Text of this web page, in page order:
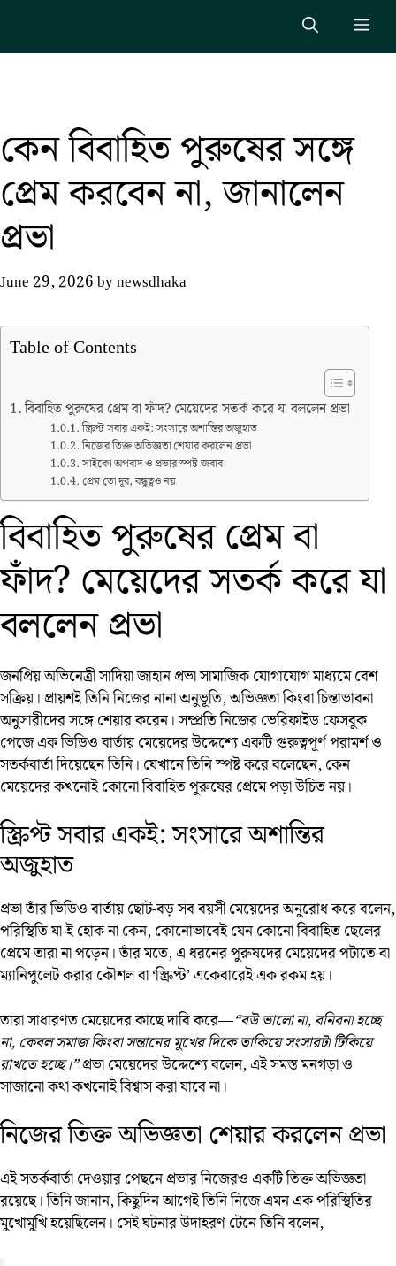
content
কেন বিবাহিত পুরুষের সঙ্গে
প্রেম করবেন না, জানালেন
প্রভা
June 29, 2026bynewsdhaka
Table of Contents
বিবাহিত পুরুষের প্রেম বা ফাঁদ? মেয়েদের সতর্ক করে যা বললেন প্রভা
স্ক্রিপ্ট সবার একই: সংসারে অশান্তির অজুহাত
নিজের তিক্ত অভিজ্ঞতা শেয়ার করলেন প্রভা
সাইকো অপবাদ ও প্রভার স্পষ্ট জবাব
প্রেম তো দূর, বন্ধুত্বও নয়
বিবাহিত পুরুষের প্রেম বা
ফাঁদ? মেয়েদের সতর্ক করে যা
বললেন প্রভা
জনপ্রিয় অভিনেত্রী সাদিয়া জাহান প্রভা সামাজিক যোগাযোগ মাধ্যমে বেশ
সক্রিয়। প্রায়শই তিনি নিজের নানা অনুভূতি, অভিজ্ঞতা কিংবা চিন্তাভাবনা
অনুসারীদের সঙ্গে শেয়ার করেন। সম্প্রতি নিজের ভেরিফাইড ফেসবুক
পেজে এক ভিডিও বার্তায় মেয়েদের উদ্দেশ্যে একটি গুরুত্বপূর্ণ পরামর্শ ও
সতর্কবার্তা দিয়েছেন তিনি। যেখানে তিনি স্পষ্ট করে বলেছেন, কেন
মেয়েদের কখনোই কোনো বিবাহিত পুরুষের প্রেমে পড়া উচিত নয়।
স্ক্রিপ্ট সবার একই: সংসারে অশান্তির
অজুহাত
প্রভা তাঁর ভিডিও বার্তায় ছোট-বড় সব বয়সী মেয়েদের অনুরোধ করে বলেন,
পরিস্থিতি যা-ই হোক না কেন, কোনোভাবেই যেন কোনো বিবাহিত ছেলের
প্রেমে তারা না পড়েন। তাঁর মতে, এ ধরনের পুরুষদের মেয়েদের পটাতে বা
ম্যানিপুলেট করার কৌশল বা ‘স্ক্রিপ্ট’ একেবারেই এক রকম হয়।
তারা সাধারণত মেয়েদের কাছে দাবি করে—“বউ ভালো না, বনিবনা হচ্ছে
না, কেবল সমাজ কিংবা সন্তানের মুখের দিকে তাকিয়ে সংসারটা টিকিয়ে
রাখতে হচ্ছে।”প্রভা মেয়েদের উদ্দেশ্যে বলেন, এই সমস্ত মনগড়া ও
সাজানো কথা কখনোই বিশ্বাস করা যাবে না।
নিজের তিক্ত অভিজ্ঞতা শেয়ার করলেন প্রভা
এই সতর্কবার্তা দেওয়ার পেছনে প্রভার নিজেরও একটি তিক্ত অভিজ্ঞতা
রয়েছে। তিনি জানান, কিছুদিন আগেই তিনি নিজে এমন এক পরিস্থিতির
মুখোমুখি হয়েছিলেন। সেই ঘটনার উদাহরণ টেনে তিনি বলেন,